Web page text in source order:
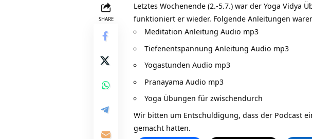
SHARE
Letztes Wochenende (2.-5.7.) war der Yoga Vidya
funktioniert er wieder. Folgende Anleitungen
Meditation Anleitung Audio mp3
Tiefenentspannung Anleitung Audio mp3
Yogastunden Audio mp3
Pranayama Audio mp3
Yoga Übungen für zwischendurch
Wir bitten um Entschuldigung, dass der Podcast
gemacht hatten.